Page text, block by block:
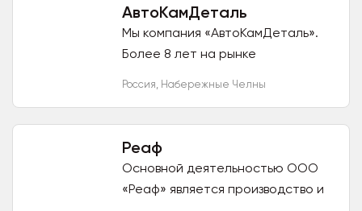
АвтоКамДеталь
Мы компания «АвтоКамДеталь».
Более 8 лет на рынке
Сотрудничаем с надежными
Россия, Набережные Челны
Реаф
Основной деятельностью ООО
«Реаф» является производство и